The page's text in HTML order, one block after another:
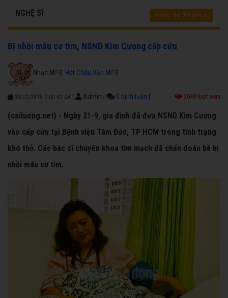
NGHỆ SĨ Trang chủ Nghệ sĩ
Bị nhồi máu cơ tim, NSND Kim Cương cấp cứu
Nhạc MP3: Hát Chầu Văn MP3
03/12/2019 7:00:42 SA Admin 0 bình luận 2049 lượt xem
(cailuong.net) - Ngày 21-9, gia đình đã đưa NSND Kim Cương
vào cấp cứu tại Bệnh viện Tâm Đức, TP HCM trong tình trạng
khó thở. Các bác sĩ chuyên khoa tim mạch đã chẩn đoán bà bị
nhồi máu cơ tim.